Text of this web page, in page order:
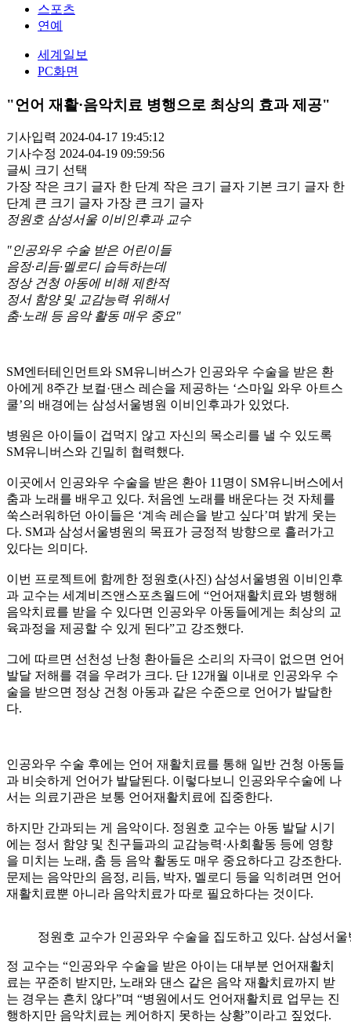
스포츠
연예
세계일보
PC화면
"언어 재활·음악치료 병행으로 최상의 효과 제공"
기사입력 2024-04-17 19:45:12
기사수정 2024-04-19 09:59:56
글씨 크기 선택
가장 작은 크기 글자 한 단계 작은 크기 글자 기본 크기 글자 한
단계 큰 크기 글자 가장 큰 크기 글자
정원호 삼성서울 이비인후과 교수
"인공와우 수술 받은 어린이들
음정·리듬·멜로디 습득하는데
정상 건청 아동에 비해 제한적
정서 함양 및 교감능력 위해서
춤·노래 등 음악 활동 매우 중요"
SM엔터테인먼트와 SM유니버스가 인공와우 수술을 받은 환
아에게 8주간 보컬·댄스 레슨을 제공하는 ‘스마일 와우 아트스
쿨’의 배경에는 삼성서울병원 이비인후과가 있었다.
병원은 아이들이 겁먹지 않고 자신의 목소리를 낼 수 있도록
SM유니버스와 긴밀히 협력했다.
이곳에서 인공와우 수술을 받은 환아 11명이 SM유니버스에서
춤과 노래를 배우고 있다. 처음엔 노래를 배운다는 것 자체를
쑥스러워하던 아이들은 ‘계속 레슨을 받고 싶다’며 밝게 웃는
다. SM과 삼성서울병원의 목표가 긍정적 방향으로 흘러가고
있다는 의미다.
이번 프로젝트에 함께한 정원호(사진) 삼성서울병원 이비인후
과 교수는 세계비즈앤스포츠월드에 “언어재활치료와 병행해
음악치료를 받을 수 있다면 인공와우 아동들에게는 최상의 교
육과정을 제공할 수 있게 된다”고 강조했다.
그에 따르면 선천성 난청 환아들은 소리의 자극이 없으면 언어
발달 저해를 겪을 우려가 크다. 단 12개월 이내로 인공와우 수
술을 받으면 정상 건청 아동과 같은 수준으로 언어가 발달한
다.
인공와우 수술 후에는 언어 재활치료를 통해 일반 건청 아동들
과 비슷하게 언어가 발달된다. 이렇다보니 인공와우수술에 나
서는 의료기관은 보통 언어재활치료에 집중한다.
하지만 간과되는 게 음악이다. 정원호 교수는 아동 발달 시기
에는 정서 함양 및 친구들과의 교감능력·사회활동 등에 영향
을 미치는 노래, 춤 등 음악 활동도 매우 중요하다고 강조한다.
문제는 음악만의 음정, 리듬, 박자, 멜로디 등을 익히려면 언어
재활치료뿐 아니라 음악치료가 따로 필요하다는 것이다.
정원호 교수가 인공와우 수술을 집도하고 있다. 삼성서
정 교수는 “인공와우 수술을 받은 아이는 대부분 언어재활치
료는 꾸준히 받지만, 노래와 댄스 같은 음악 재활치료까지 받
는 경우는 흔치 않다”며 “병원에서도 언어재활치료 업무는 진
행하지만 음악치료는 케어하지 못하는 상황”이라고 짚었다.